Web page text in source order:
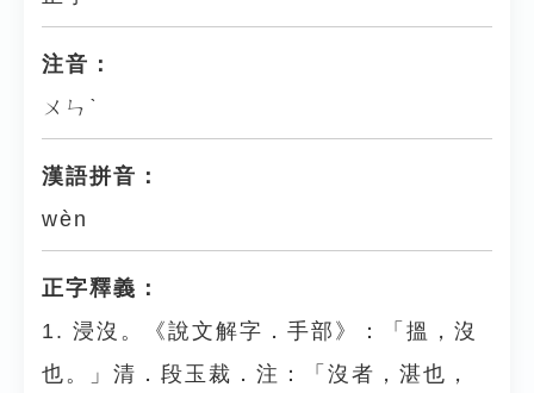
注音：
ㄨㄣˋ
漢語拼音：
wèn
正字釋義：
1. 浸沒。《說文解字．手部》：「搵，沒
也。」清．段玉裁．注：「沒者，湛也，